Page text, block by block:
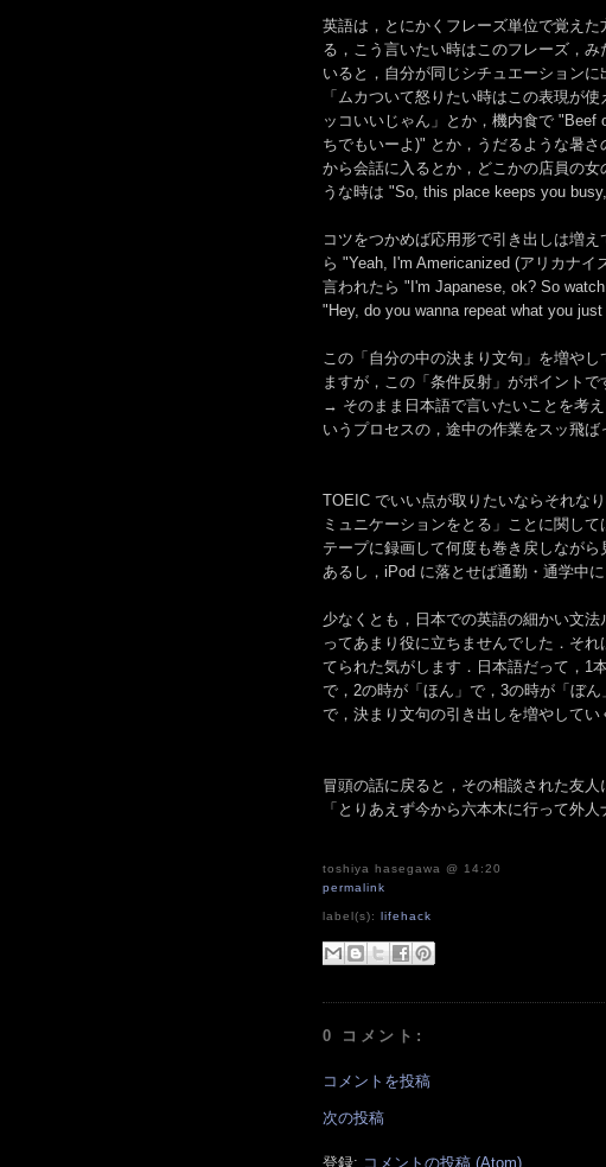
英語は，とにかくフレーズ単位で覚え
る，こう言いたい時はこのフレーズ，
いると，自分が同じシチュエーション
「ムカついて怒りたい時はこの表現が
ッコいいじゃん」とか，機内食で
ちでもいーよ)" とか，うだるような暑
から会話に入るとか，どこかの店員の
うな時は "So, this place keeps you
コツをつかめば応用形で引き出しは増
ら "Yeah, I'm Americanized (アリカナイ
言われたら "I'm Japanese, ok? So
"Hey, do you wanna repeat what you
この「自分の中の決まり文句」を増や
ますが，この「条件反射」がポイント
→ そのまま日本語で言いたいことを考
いうプロセスの，途中の作業をスッ飛
TOEIC でいい点が取りたいならそれな
ミュニケーションをとる」ことに関し
テープに録画して何度も巻き戻しなが
あるし，iPod に落とせば通勤・通学中
少なくとも，日本での英語の細かい文
ってあまり役に立ちませんでした．そ
てられた気がします．日本語だって，1
で，2の時が「ほん」で，3の時が「ぼ
で，決まり文句の引き出しを増やしてい
冒頭の話に戻ると，その相談された友
「とりあえず今から六本木に行って外
toshiya hasegawa @ 14:20
permalink
label(s):lifehack
0 コメント:
コメントを投稿
次の投稿
登録: コメントの投稿 (Atom)